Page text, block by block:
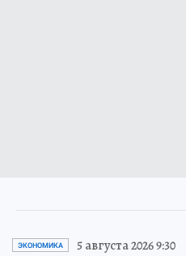
ЭКОНОМИКА 5 августа 2026 9:30